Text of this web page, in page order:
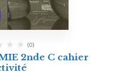
(0)
2nde C cahier